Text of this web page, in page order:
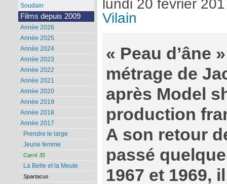
lundi 20 février
Vilain
« Peau d’âne
métrage de
après Model
production
A son retour
passé
1967 et 1969,
Soudain
Films depuis 2009
Année 2026
Année 2025
Année 2024
Année 2023
Année 2022
Année 2021
Année 2020
Année 2019
Année 2018
Année 2017
Prendre le large
Jeune femme
Carré 35
La Belle et la Meute
Spartacus